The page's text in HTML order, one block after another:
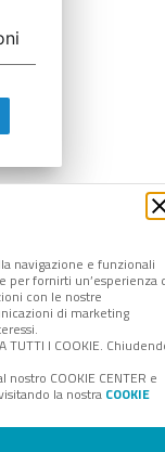
navigazione e funzionali
per fornirti un’esperienza
con le nostre
di marketing
TUTTI I COOKIE.
COOKIE CENTER e
la nostra COOKIE